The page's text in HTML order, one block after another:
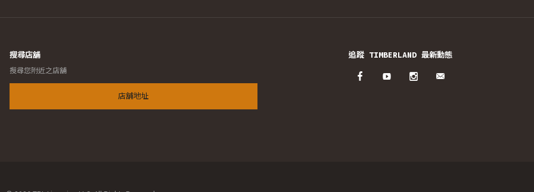
搜尋店舖
搜尋您附近之店舖
店舖地址
追蹤 TIMBERLAND 最新動態